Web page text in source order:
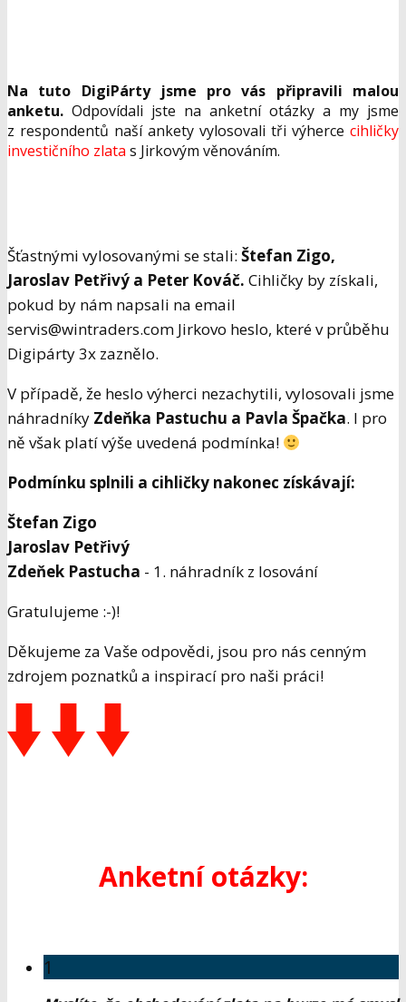
Na tuto DigiPárty jsme pro vás připravili malou
anketu. Odpovídali jste na anketní otázky a my jsme
z respondentů naší ankety vylosovali tři výherce cihličky
investičního zlata s Jirkovým věnováním.
Šťastnými vylosovanými se stali: Štefan Zigo,
Jaroslav Petřivý a Peter Kováč. Cihličky by získali,
pokud by nám napsali na email
servis@wintraders.com Jirkovo heslo, které v průběhu
Digipárty 3x zaznělo.
V případě, že heslo výherci nezachytili, vylosovali jsme
náhradníky Zdeňka Pastuchu a Pavla Špačka. I pro
ně však platí výše uvedená podmínka!
Podmínku splnili a cihličky nakonec získávají:
Štefan Zigo
Jaroslav Petřivý
Zdeňek Pastucha - 1. náhradník z losování
Gratulujeme :-)!
Děkujeme za Vaše odpovědi, jsou pro nás cenným
zdrojem poznatků a inspirací pro naši práci!
Anketní otázky:
1